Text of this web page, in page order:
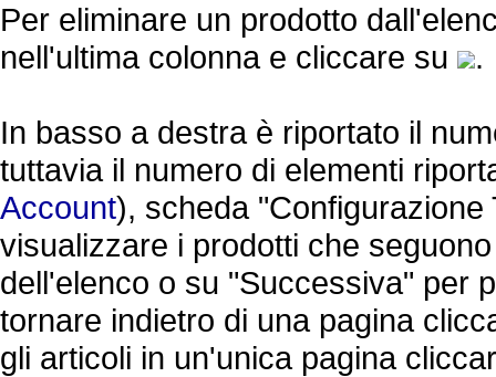
Per eliminare un prodotto
nell'ultima colonna e cliccare su
.
In basso a destra è riportato il
tuttavia il numero di elementi
Account), scheda "Configurazione
visualizzare i prodotti che
dell'elenco o su "Successiva" per
tornare indietro di una pagina
gli articoli in un'unica pagina